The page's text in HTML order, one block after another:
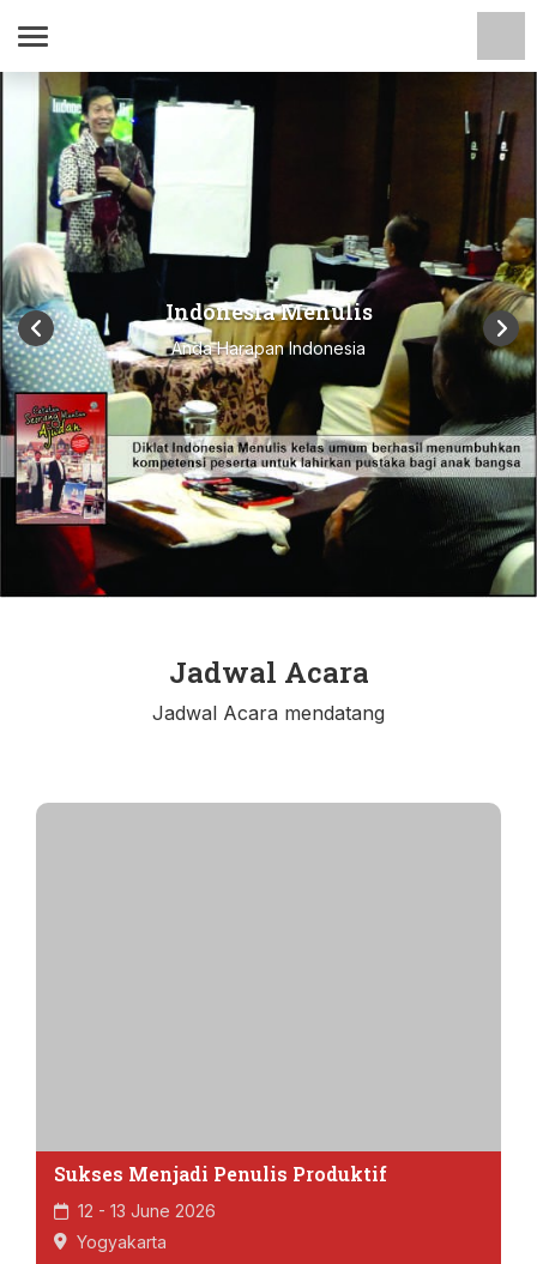
Indonesia Menulis
Anda Harapan Indonesia
Jadwal Acara
Jadwal Acara mendatang
Sukses Menjadi Penulis Produktif
12 - 13 June 2026
Yogyakarta